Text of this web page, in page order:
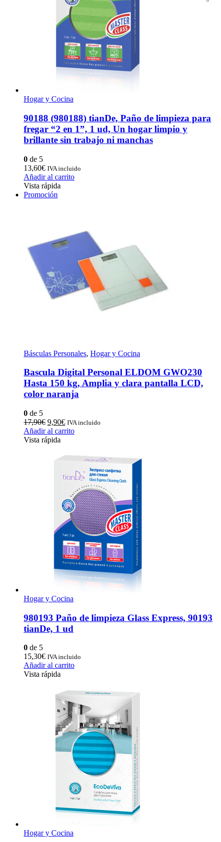
Hogar y Cocina
90188 (980188) tianDe, Paño de limpieza para
fregar “2 en 1”, 1 ud, Un hogar limpio y
brillante sin trabajo ni manchas
0 de 5
13,60€ IVA incluido
Añadir al carrito
Vista rápida
Promoción
Básculas Personales, Hogar y Cocina
Bascula Digital Personal ELDOM GWO230
Hasta 150 kg, Amplia y clara pantalla LCD,
color naranja
0 de 5
17,90€ El
precio
original
17,90€.
9,90€El
precio
9,90€.
IVA incluido
Añadir al carrito
Vista rápida
Hogar y Cocina
980193 Paño de limpieza Glass Express, 90193
tianDe, 1 ud
0 de 5
15,30€ IVA incluido
Añadir al carrito
Vista rápida
Hogar y Cocina